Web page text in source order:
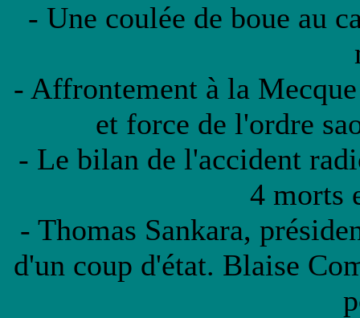
- Une coulée de boue au
- Affrontement à la
et force de l'ordre
- Le bilan de l'accident
4 morts
- Thomas Sankara,
d'un coup d'état. Blaise